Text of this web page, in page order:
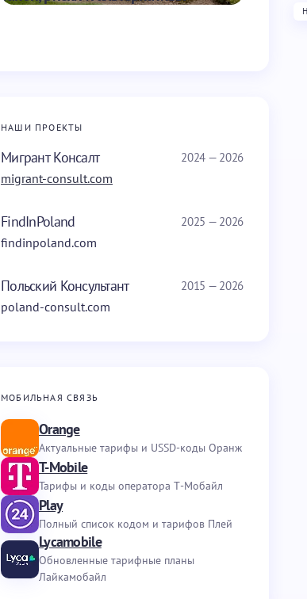
НАШИ ПРОЕКТЫ
Мигрант Консалт 2024 — 2026
migrant-consult.com
FindInPoland 2025 — 2026
findinpoland.com
Польский Консультант 2015 — 2026
poland-consult.com
МОБИЛЬНАЯ СВЯЗЬ
Orange
Актуальные тарифы и USSD-коды Оранж
T-Mobile
Тарифы и коды оператора Т-Мобайл
Play
Полный список кодом и тарифов Плей
Lycamobile
Обновленные тарифные планы
Лайкамобайл